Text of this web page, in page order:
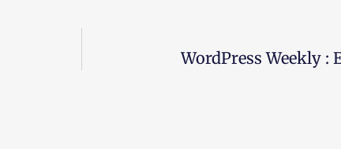
WordPress Weekly :